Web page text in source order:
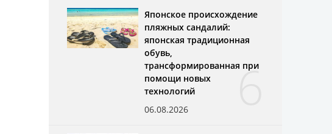
6
Японское происхождение
пляжных сандалий:
японская традиционная
обувь,
трансформированная при
помощи новых
технологий
06.08.2026